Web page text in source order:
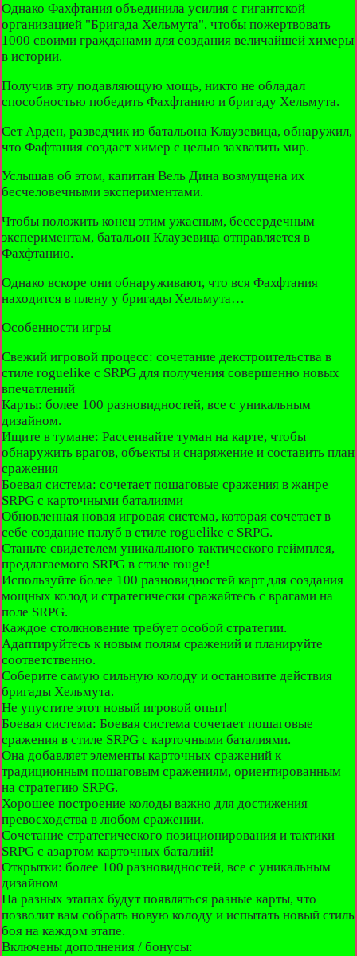
Однако Фахфтания объединила усилия с гигантской
организацией "Бригада Хельмута", чтобы пожертвовать
1000 своими гражданами для создания величайшей химеры
в истории.
Получив эту подавляющую мощь, никто не обладал
способностью победить Фахфтанию и бригаду Хельмута.
Сет Арден, разведчик из батальона Клаузевица, обнаружил,
что Фафтания создает химер с целью захватить мир.
Услышав об этом, капитан Вель Дина возмущена их
бесчеловечными экспериментами.
Чтобы положить конец этим ужасным, бессердечным
экспериментам, батальон Клаузевица отправляется в
Фахфтанию.
Однако вскоре они обнаруживают, что вся Фахфтания
находится в плену у бригады Хельмута…
Особенности игры
Свежий игровой процесс: сочетание декстроительства в
стиле roguelike с SRPG для получения совершенно новых
впечатлений
Карты: более 100 разновидностей, все с уникальным
дизайном.
Ищите в тумане: Рассеивайте туман на карте, чтобы
обнаружить врагов, объекты и снаряжение и составить план
сражения
Боевая система: сочетает пошаговые сражения в жанре
SRPG с карточными баталиями
Обновленная новая игровая система, которая сочетает в
себе создание палуб в стиле roguelike с SRPG.
Станьте свидетелем уникального тактического геймплея,
предлагаемого SRPG в стиле rouge!
Используйте более 100 разновидностей карт для создания
мощных колод и стратегически сражайтесь с врагами на
поле SRPG.
Каждое столкновение требует особой стратегии.
Адаптируйтесь к новым полям сражений и планируйте
соответственно.
Соберите самую сильную колоду и остановите действия
бригады Хельмута.
Не упустите этот новый игровой опыт!
Боевая система: Боевая система сочетает пошаговые
сражения в стиле SRPG с карточными баталиями.
Она добавляет элементы карточных сражений к
традиционным пошаговым сражениям, ориентированным
на стратегию SRPG.
Хорошее построение колоды важно для достижения
превосходства в любом сражении.
Сочетание стратегического позиционирования и тактики
SRPG с азартом карточных баталий!
Открытки: более 100 разновидностей, все с уникальным
дизайном
На разных этапах будут появляться разные карты, что
позволит вам собрать новую колоду и испытать новый стиль
боя на каждом этапе.
Включены дополнения / бонусы: